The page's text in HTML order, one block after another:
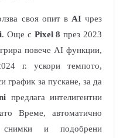
своя опит в AIчрез
. Още с Pixel 8 през 2023
повече AI функции,
г. ускори темпото,
график за пускане, за да
предлага интелигентни
Време, автоматично
снимки и подобрени